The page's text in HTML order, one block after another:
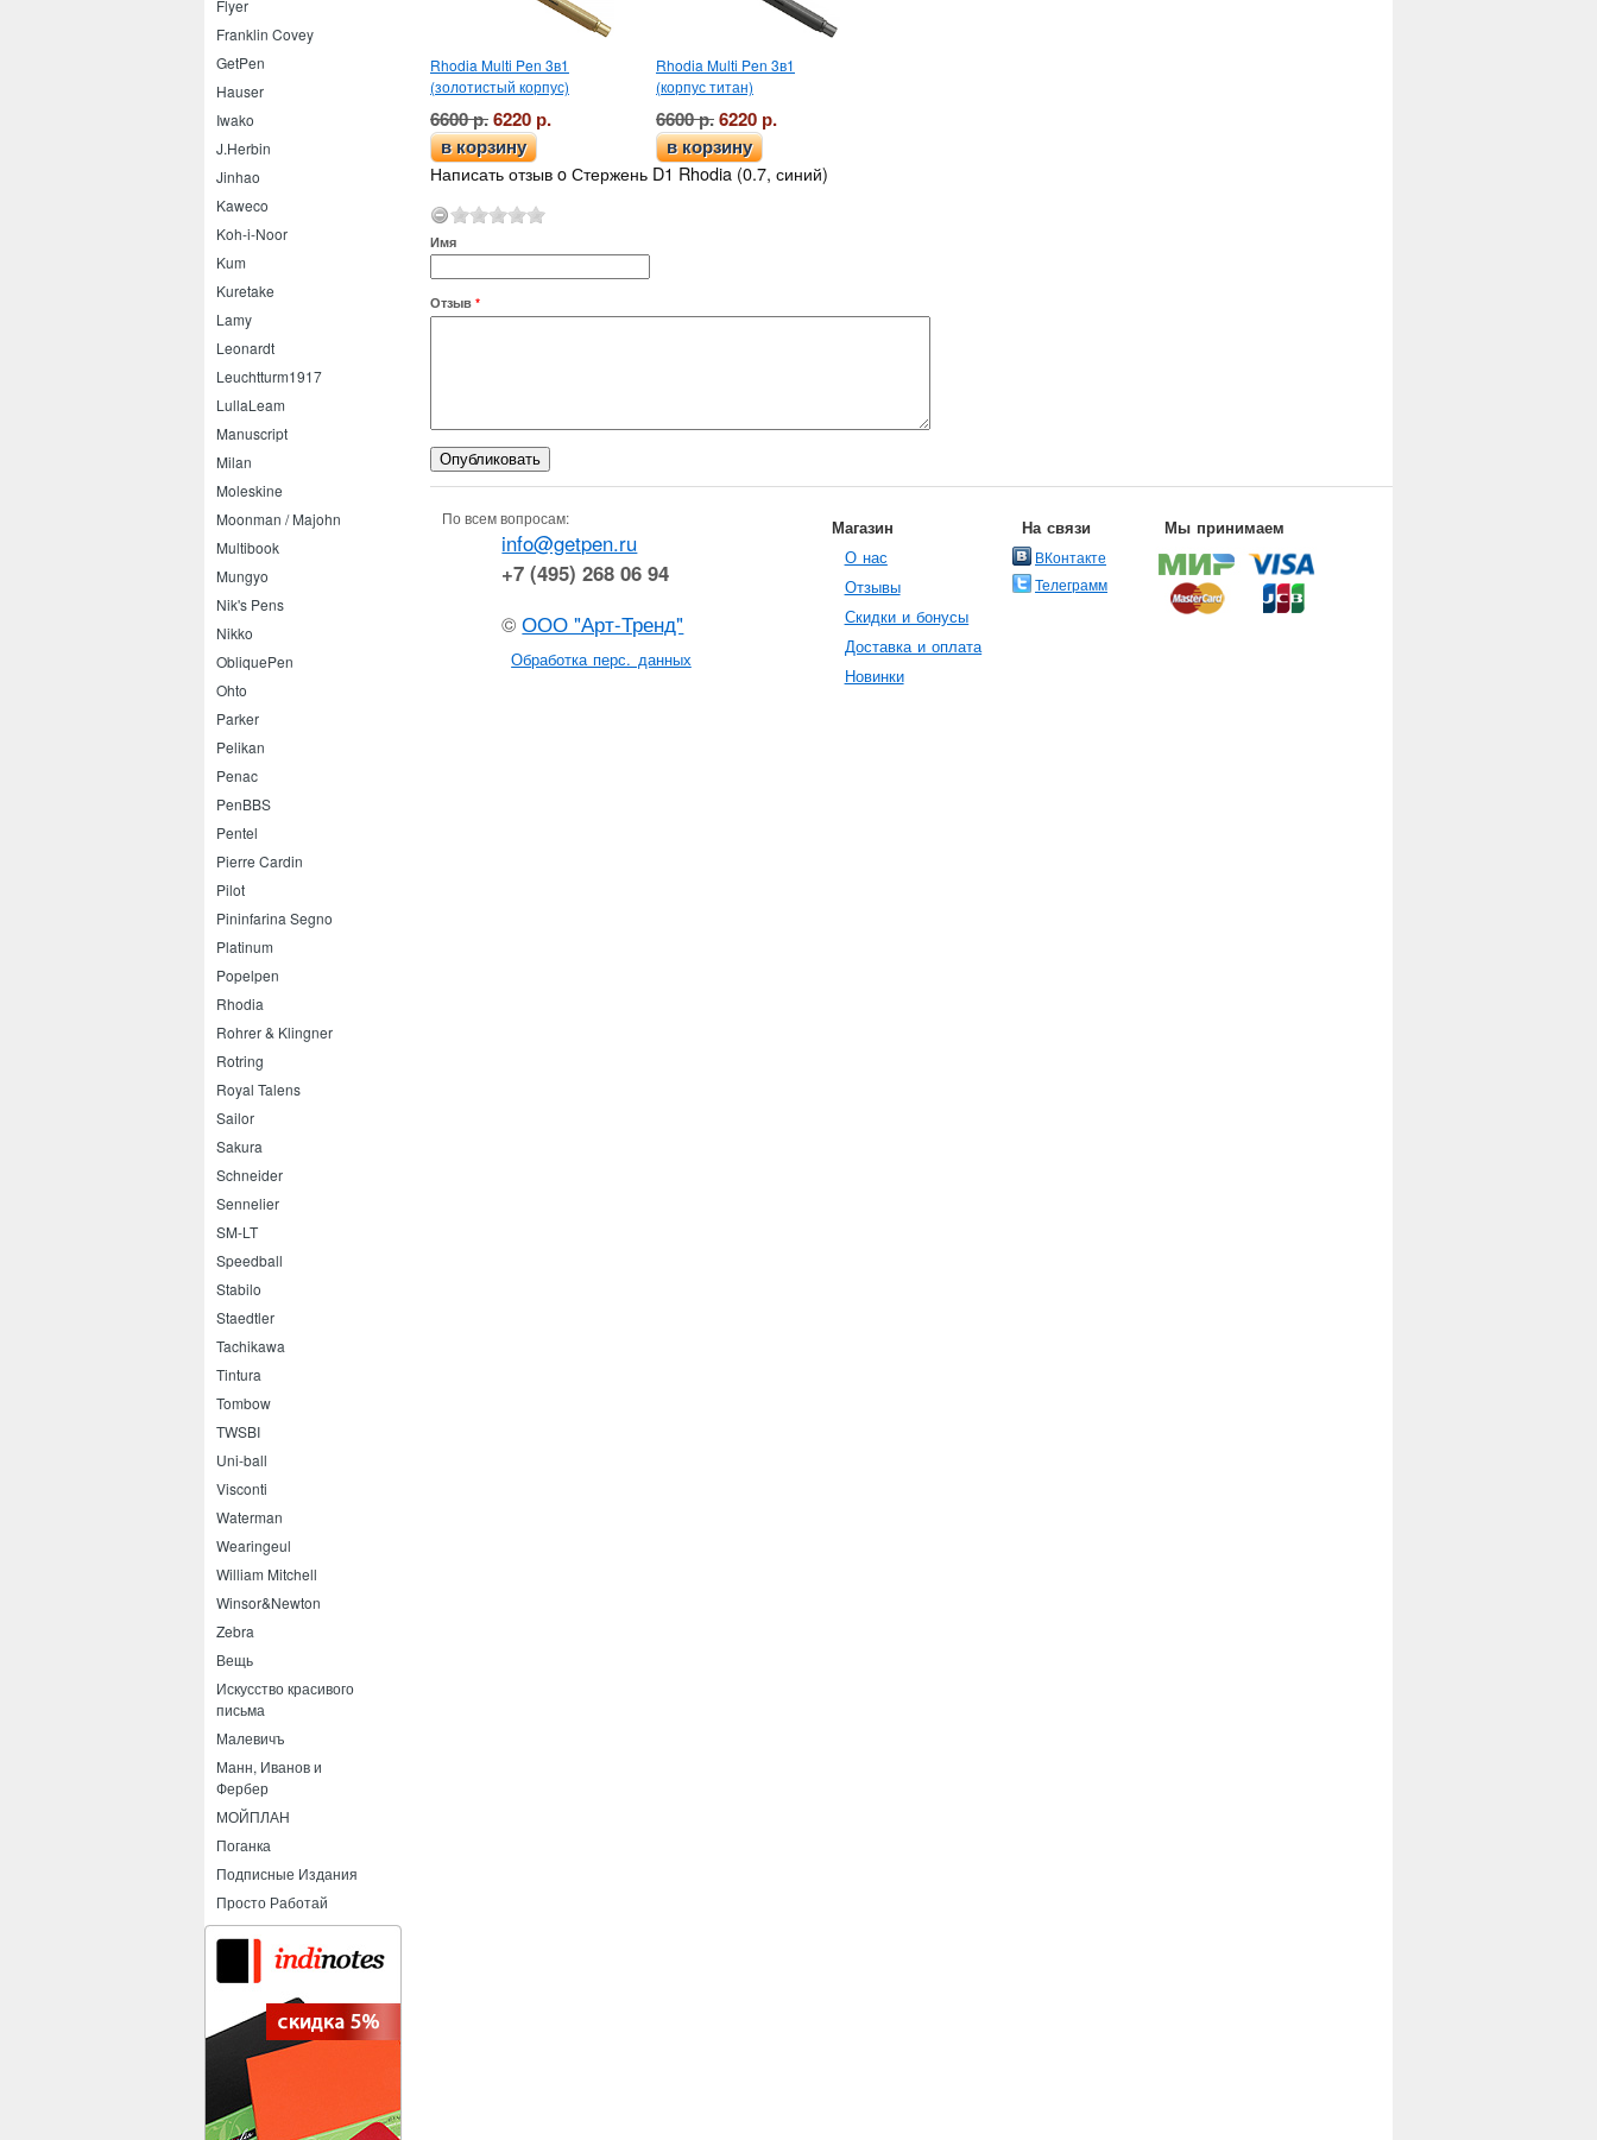
Flyer
Franklin Covey
GetPen
Hauser
Iwako
J.Herbin
Jinhao
Kaweco
Koh-i-Noor
Kum
Kuretake
Lamy
Leonardt
Leuchtturm1917
LullaLeam
Manuscript
Milan
Moleskine
Moonman / Majohn
Multibook
Mungyo
Nik's Pens
Nikko
ObliquePen
Ohto
Parker
Pelikan
Penac
PenBBS
Pentel
Pierre Cardin
Pilot
Pininfarina Segno
Platinum
Popelpen
Rhodia
Rohrer & Klingner
Rotring
Royal Talens
Sailor
Sakura
Schneider
Sennelier
SM-LT
Speedball
Stabilo
Staedtler
Tachikawa
Tintura
Tombow
TWSBI
Uni-ball
Visconti
Waterman
Wearingeul
William Mitchell
Winsor&Newton
Zebra
Вещь
Искусство красивого
письма
Малевичъ
Манн, Иванов и
Фербер
МОЙПЛАН
Поганка
Подписные Издания
Просто Работай
Rhodia Multi Pen 3в1
(золотистый корпус)
6600 р.6220 р.
в корзину
Rhodia Multi Pen 3в1
(корпус титан)
6600 р.6220 р.
в корзину
Написать отзыв o Стержень D1 Rhodia (0.7, синий)
Имя
Отзыв *
По всем вопросам:
info@getpen.ru
+7 (495) 268 06 94
©ООО "Арт-Тренд"
Обработка перс. данных
Магазин
О нас
Отзывы
Скидки и бонусы
Доставка и оплата
Новинки
На связи
ВКонтакте
Телеграмм
Мы принимаем